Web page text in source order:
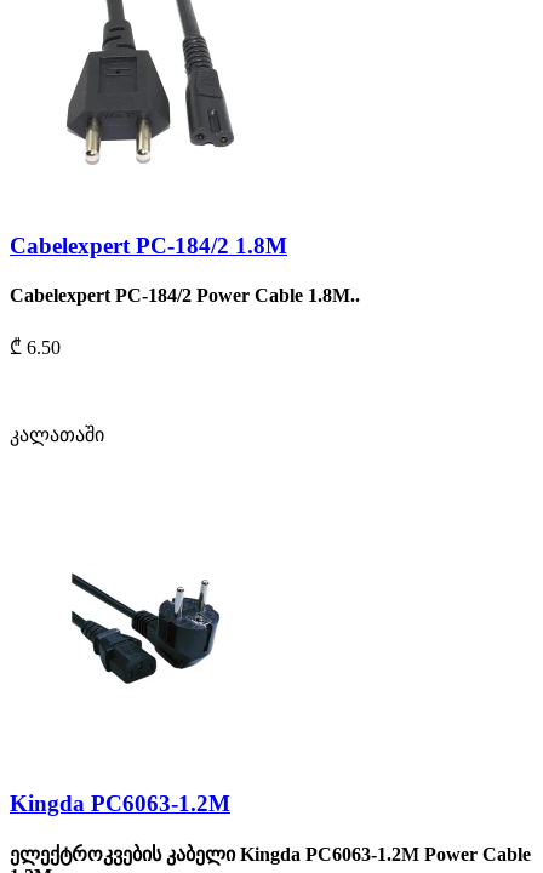
Cabelexpert PC-184/2 1.8M
Cabelexpert PC-184/2 Power Cable 1.8M..
₾ 6.50
კალათაში
Kingda PC6063-1.2M
ელექტროკვების კაბელი Kingda PC6063-1.2M Power Cable